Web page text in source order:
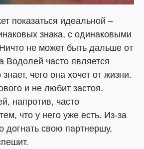
показаться идеальной –
знака, с одинаковыми
не может быть дальше от
Водолей часто является
чего она хочет от жизни.
и не любит застоя.
напротив, часто
что у него уже есть. Из-за
догнать свою партнершу,